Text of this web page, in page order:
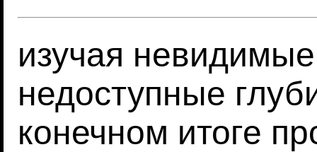
изучая
недоступные
конечном итоге